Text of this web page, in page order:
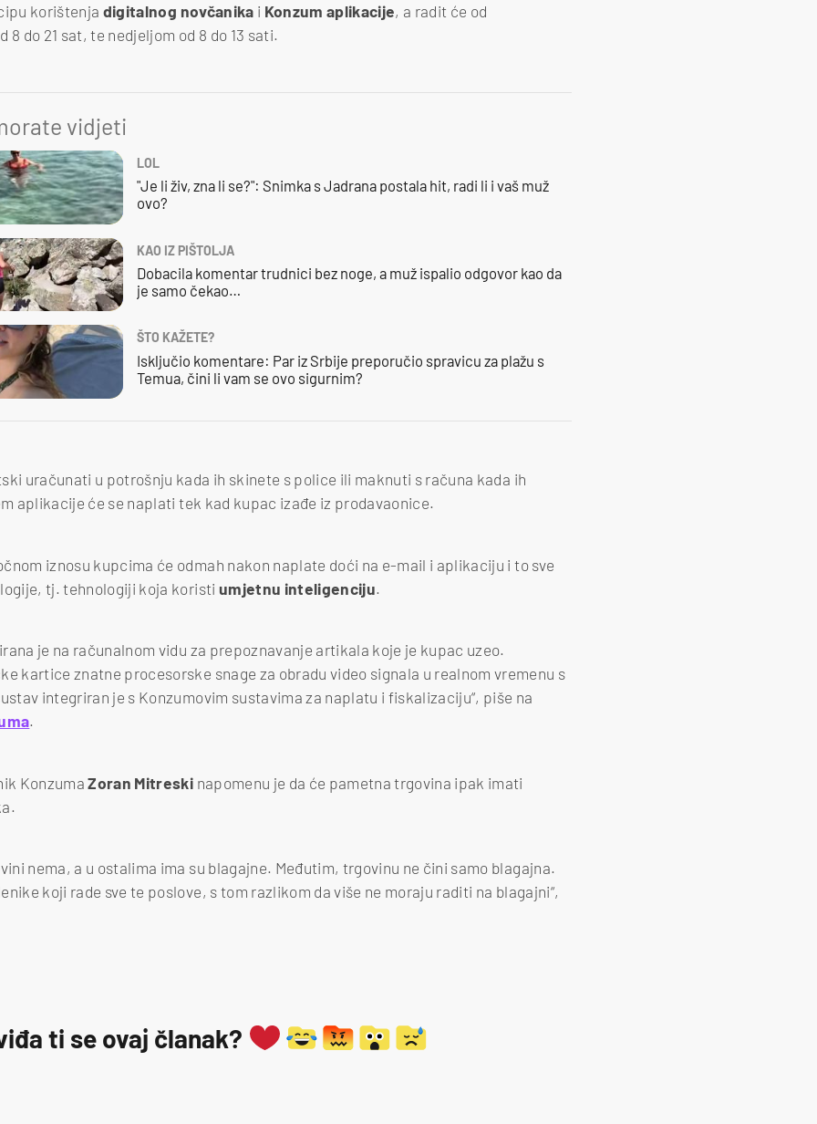
korištenja digitalnog novčanika i Konzum aplikacije, a radit će od
8 do 21 sat, te nedjeljom od 8 do 13 sati.
vidjeti
LOL
"Je li živ, zna li se?": Snimka s Jadrana postala hit, radi li i vaš muž
ovo?
KAO IZ PIŠTOLJA
Dobacila komentar trudnici bez noge, a muž ispalio odgovor kao da
je samo čekao…
ŠTO KAŽETE?
Isključio komentare: Par iz Srbije preporučio spravicu za plažu s
Temua, čini li vam se ovo sigurnim?
uračunati u potrošnju kada ih skinete s police ili maknuti s računa kada ih
aplikacije će se naplati tek kad kupac izađe iz prodavaonice.
iznosu kupcima će odmah nakon naplate doći na e-mail i aplikaciju i to sve
tj. tehnologiji koja koristi umjetnu inteligenciju.
je na računalnom vidu za prepoznavanje artikala koje je kupac uzeo.
kartice znatne procesorske snage za obradu video signala u realnom vremenu s
integriran je s Konzumovim sustavima za naplatu i fiskalizaciju“, piše na
.
KonzumaZoran Mitreski napomenu je da će pametna trgovina ipak imati
nema, a u ostalima ima su blagajne. Međutim, trgovinu ne čini samo blagajna.
koji rade sve te poslove, s tom razlikom da više ne moraju raditi na blagajni“,
ti se ovaj članak?